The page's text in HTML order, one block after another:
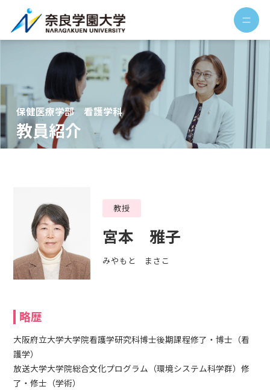
保健医療学部 看護学科
教員紹介
教授
宮本 雅子
みやもと まさこ
略歴
大阪府立大学大学院看護学研究科博士後期課程修了・博士（看
護学）
放送大学大学院総合文化プログラム（環境システム科学群）修
了・修士（学術）